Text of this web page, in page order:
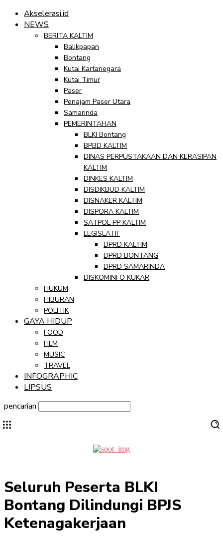
Akselerasi.id
NEWS
BERITA KALTIM
Balikpapan
Bontang
Kutai Kartanegara
Kutai Timur
Paser
Penajam Paser Utara
Samarinda
PEMERINTAHAN
BLKI Bontang
BPBD KALTIM
DINAS PERPUSTAKAAN DAN KERASIPAN
KALTIM
DINKES KALTIM
DISDIKBUD KALTIM
DISNAKER KALTIM
DISPORA KALTIM
SATPOL PP KALTIM
LEGISLATIF
DPRD KALTIM
DPRD BONTANG
DPRD SAMARINDA
DISKOMINFO KUKAR
HUKUM
HIBURAN
POLITIK
GAYA HIDUP
FOOD
FILM
MUSIC
TRAVEL
INFOGRAPHIC
LIPSUS
pencarian
Seluruh Peserta BLKI
Bontang Dilindungi BPJS
Ketenagakerjaan